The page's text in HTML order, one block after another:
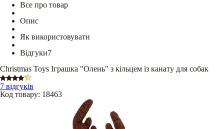
Все про товар
Опис
Як використовувати
Відгуки7
Christmas Toys Іграшка "Олень" з кільцем із канату для собак
7 відгуків
Код товару: 18463